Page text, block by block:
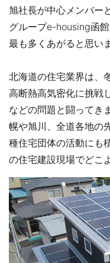
旭社長が中心メンバー
グループe-housing函
最も多くあがると思い
北海道の住宅業界は、
高断熱高気密化に挑戦
などの問題と闘ってき
幌や旭川、全道各地の
種住宅団体の活動にも
の住宅建設現場でどこ